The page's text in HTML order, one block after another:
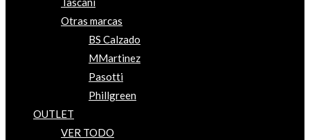
Otras marcas
BS Calzado
MMartinez
Pasotti
Phillgreen
OUTLET
VER TODO